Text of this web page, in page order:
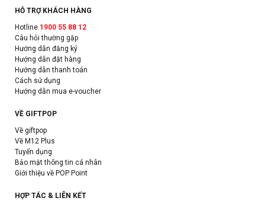
HỖ TRỢ KHÁCH HÀNG
Hotline 1900 55 88 12
Câu hỏi thường gặp
Hướng dẫn đăng ký
Hướng dẫn đặt hàng
Hướng dẫn thanh toán
Cách sử dụng
Hướng dẫn mua e-voucher
VỀ GIFTPOP
Về giftpop
Về M12 Plus
Tuyển dụng
Bảo mật thông tin cá nhân
Giới thiệu về POP Point
HỢP TÁC & LIÊN KẾT